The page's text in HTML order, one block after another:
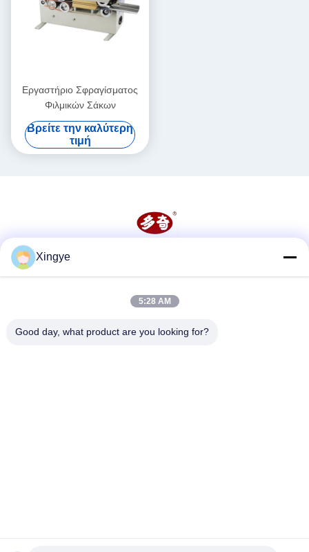
Εργαστήριο Σφραγίσματος
Φιλμικών Σάκων
Βρείτε την καλύτερη
τιμή
2024-2026 Wenzhou Xingye Machinery Equipment Co., Ltd. Όλα.
Xingye
5:28 AM
Good day, what product are you looking for?